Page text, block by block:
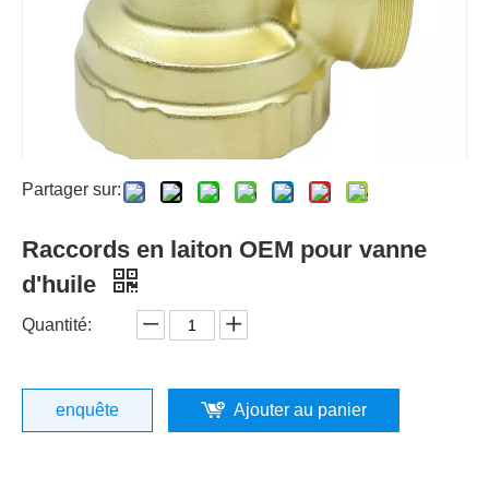
Partager sur:
Raccords en laiton OEM pour vanne
d'huile
Quantité:
enquête Ajouter au panier